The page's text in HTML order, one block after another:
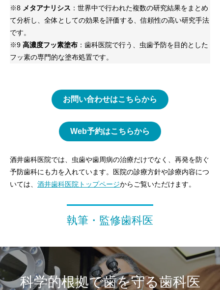
※8 メタアナリシス ：世界中で行われた複数の研究結果をまとめ
て分析し、全体としての効果を評価する、信頼性の高い研究手法
です。
※9 高濃度フッ素塗布 ：歯科医院で行う、虫歯予防を目的とした
フッ素の専門的な塗布処置です。
お問い合わせはこちらから
Web予約はこちらから
酒井歯科医院では、虫歯や歯周病の治療だけでなく、再発を防ぐ
予防歯科にも力を入れています。医院の診療方針や診療内容につ
いては、 酒井歯科医院トップページからご覧いただけます。
執筆・監修歯科医
科学的根拠で歯を守る歯科医